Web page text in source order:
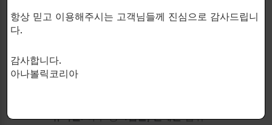
타늄), 쌀가루, 채식용 스테아린산마그네슘.
섭취 방법
휴식일: 하루 중4캡슐, 언제든섭취
항상 믿고 이용해주시는 고객님들께 진심으로 감사드립니
다.
감사합니다.
아나볼릭코리아